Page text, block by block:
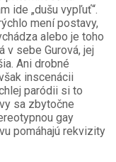
ide „dušu vypľuť“.
mení postavy,
alebo je toho
v sebe Gurová, jej
Ani drobné
inscenácii
paródii si to
sa zbytočne
gay
pomáhajú rekvizity